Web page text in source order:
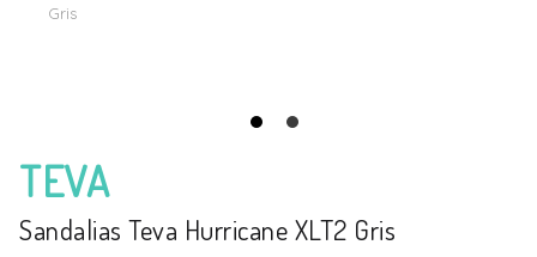
Gris
TEVA
Sandalias Teva Hurricane XLT2 Gris